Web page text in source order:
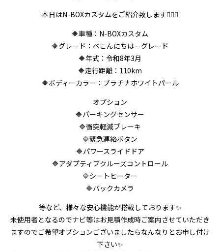
本日はN-BOXカスタムをご紹介致します💁‍♂️✨
🔶車種：N-BOXカスタム
🔶グレード：べこんにちはーグレード
🔶年式：令和8年3月
🔶走行距離：110km
🔶ボディーカラー：プラチナホワイトパール
オプション
🔷パーキングセンサー
🔷衝突軽減ブレーキ
🔷緊急連絡ボタン
🔷パワースライドドア
🔷アダプティブクルーズコントロール
🔷シートヒーター
🔷バックカメラ
等など、様々な安心機能が搭載しております✨
未使用者となるのでナビ等はお見積作成時ご案内させていただき
ますのでご希望オプションございましたらなんなりとお申し付け
下さい✨